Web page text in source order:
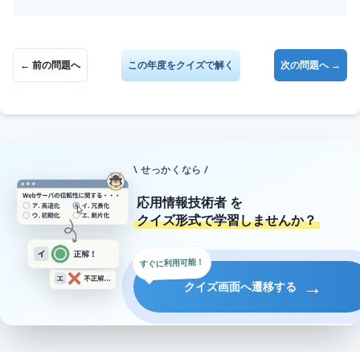
← 前の問題へ この年度をクイズで解く 次の問題へ →
\ せっかくなら /
応用情報技術者 を
クイズ形式で学習しませんか？
クイズ画面へ遷移する →
すぐに利用可能！